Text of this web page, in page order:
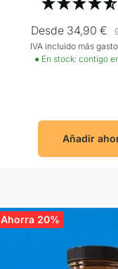
tiroideas
Precio
Oferta
Desde 34,90 €
IVA incluido más
● En stock: contigo
Añadir
Ahorra 20%